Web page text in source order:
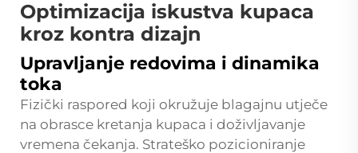
Optimizacija iskustva kupaca
kroz kontra dizajn
Upravljanje redovima i dinamika
toka
Fizički raspored koji okružuje blagajnu utječe
na obrasce kretanja kupaca i doživljavanje
vremena čekanja. Strateško pozicioniranje